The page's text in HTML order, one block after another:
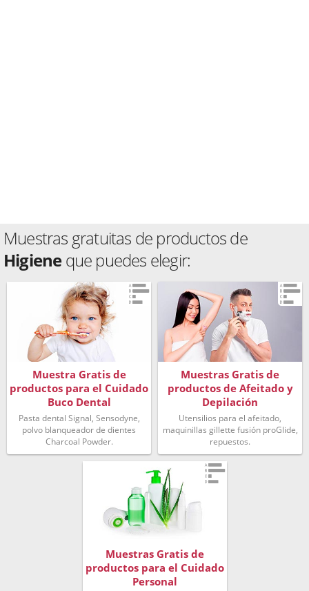
Muestras gratuitas de productos de
Higieneque puedes elegir:
Muestra Gratis de
productos para el Cuidado
Buco Dental
Pasta dental Signal, Sensodyne,
polvo blanqueador de dientes
Charcoal Powder.
Muestras Gratis de
productos de Afeitado y
Depilación
Utensilios para el afeitado,
maquinillas gillette fusión proGlide,
repuestos.
Muestras Gratis de
productos para el Cuidado
Personal